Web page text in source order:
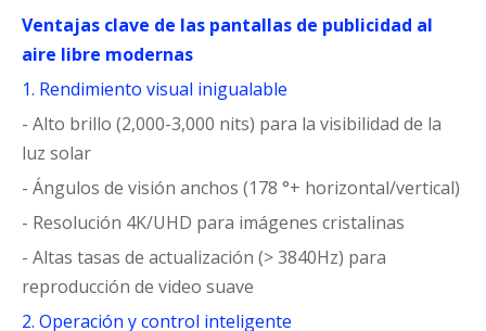
Ventajas clave de las pantallas de publicidad al
aire libre modernas
1. Rendimiento visual inigualable
- Alto brillo (2,000-3,000 nits) para la visibilidad de la
luz solar
- Ángulos de visión anchos (178 °+ horizontal/vertical)
- Resolución 4K/UHD para imágenes cristalinas
- Altas tasas de actualización (> 3840Hz) para
reproducción de video suave
2. Operación y control inteligente